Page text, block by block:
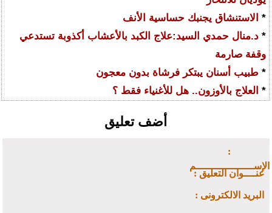
* الاستنشاق يجنبك حساسية الأنف
* د.منال حمدي السيد:علاج الكبد بالأعشاب أكذوبة تستدعي
وقفة صارمة
* طبيب أسنان يبتكر فرشاة بدون معجون
* العلاج بالأوزون.. هل للأغنياء فقط ؟
أضف تعليق
:
الإســـــــــــــــــــم
: عنــــوان التعليق
: البريد الالكترونى